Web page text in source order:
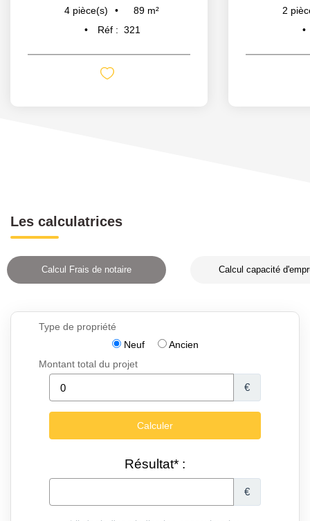
4 pièce(s) 89 m²
Réf : 321
2
Les calculatrices
Calcul Frais de notaire Calcul capacité